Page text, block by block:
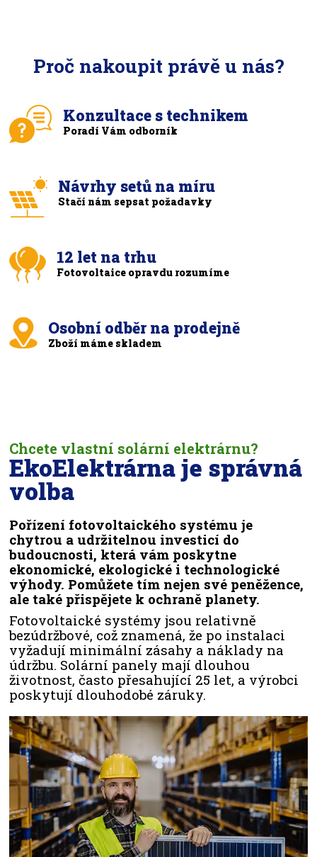
Proč nakoupit právě u nás?
Konzultace s technikem
Poradí Vám odborník
Návrhy setů na míru
Stačí nám sepsat požadavky
12 let na trhu
Fotovoltaice opravdu rozumíme
Osobní odběr na prodejně
Zboží máme skladem
Chcete vlastní solární elektrárnu?
EkoElektrárna je správná
volba
Pořízení fotovoltaického systému je
chytrou a udržitelnou investicí do
budoucnosti, která vám poskytne
ekonomické, ekologické i technologické
výhody. Pomůžete tím nejen své peněžence,
ale také přispějete k ochraně planety.
Fotovoltaické systémy jsou relativně
bezúdržbové, což znamená, že po instalaci
vyžadují minimální zásahy a náklady na
údržbu. Solární panely mají dlouhou
životnost, často přesahující 25 let, a výrobci
poskytují dlouhodobé záruky.